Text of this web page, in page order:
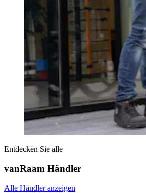
Entdecken Sie alle
vanRaam Händler
Alle Händler anzeigen